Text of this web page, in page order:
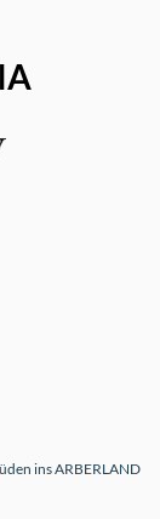
ins ARBERLAND